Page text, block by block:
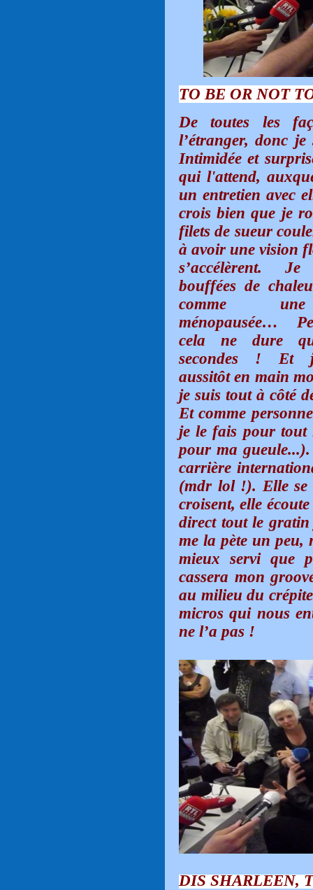
TO BE OR NOT
De toutes les
l’étranger, donc
Intimidée et
qui l'attend,
un entretien avec
crois bien que je
filets de sueur
à avoir une vision
s’accélèrent.Je
bouffées de
comme
ménopausée…
cela ne dure
secondes ! Et
aussitôt en main
je suis tout à côté
Et comme
je le fais pour tout
pour ma
carrière
(mdr lol !). Elle se
croisent, elle
direct tout le
me la pète un peu,
mieux servi que
cassera mon
au milieu du
micros qui nous
ne l’a pas !
DIS SHARLEEN,